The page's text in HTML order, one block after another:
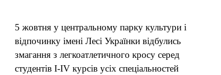
5 жовтня у центральному парку культури і
відпочинку імені Лесі Українки відбулись
змагання з легкоатлетичного кросу серед
студентів І-IV курсів усіх спеціальностей